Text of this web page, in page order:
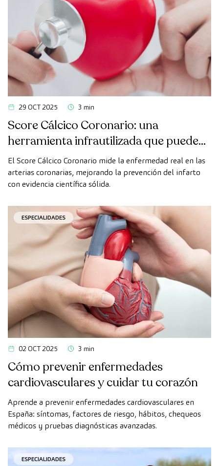
29 OCT 2025 3 min
Score Cálcico Coronario: una
herramienta infrautilizada que puede
cambiar nuestra forma de prevenir el
infarto
El Score Cálcico Coronario mide la enfermedad real en las
arterias coronarias, mejorando la prevención del infarto
con evidencia científica sólida.
ESPECIALIDADES
02 OCT 2025 3 min
Cómo prevenir enfermedades
cardiovasculares y cuidar tu corazón
Aprende a prevenir enfermedades cardiovasculares en
España: síntomas, factores de riesgo, hábitos, chequeos
médicos y pruebas diagnósticas avanzadas.
ESPECIALIDADES